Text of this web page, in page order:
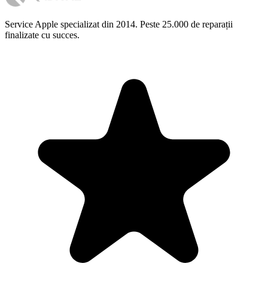
Service Apple specializat din 2014. Peste 25.000 de reparații
finalizate cu succes.